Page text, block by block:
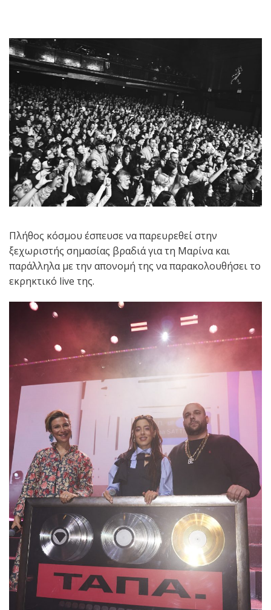
Πλήθος κόσμου έσπευσε να παρευρεθεί στην
ξεχωριστής σημασίας βραδιά για τη Μαρίνα και
παράλληλα με την απονομή της να παρακολουθήσει το
εκρηκτικό live της.